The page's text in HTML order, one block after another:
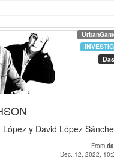
y David López
From
Dec. 12, 2022,